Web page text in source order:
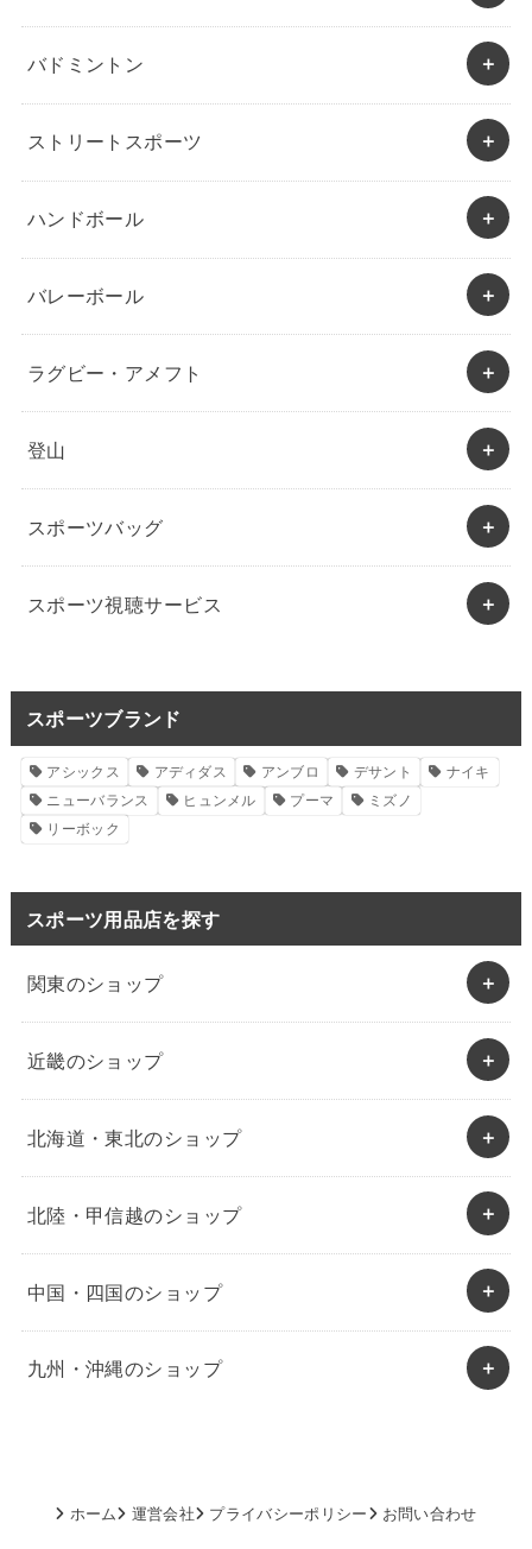
バドミントン
ストリートスポーツ
ハンドボール
バレーボール
ラグビー・アメフト
登山
スポーツバッグ
スポーツ視聴サービス
スポーツブランド
アシックス アディダス アンブロ デサント
ナイキ
ニューバランス
ヒュンメル プーマ
ミズノ
リーボック
スポーツ用品店を探す
関東のショップ
近畿のショップ
北海道・東北のショップ
北陸・甲信越のショップ
中国・四国のショップ
九州・沖縄のショップ
ホーム 運営会社 プライバシーポリシー お問い合わせ